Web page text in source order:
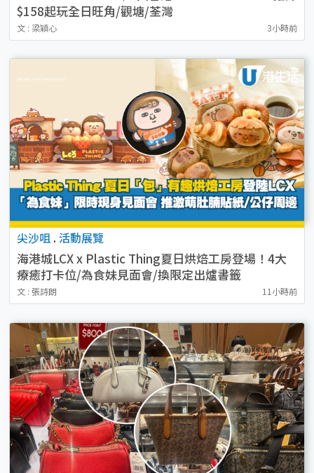
$158起玩全日旺角/觀塘/荃灣
文 : 梁穎心 3小時前
尖沙咀 . 活動展覽
海港城LCX x Plastic Thing夏日烘焙工房登場！4大
療癒打卡位/為食妹見面會/換限定出爐書籤
文 : 張詩朗 11小時前